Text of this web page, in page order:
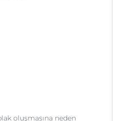
oluşmasına neden